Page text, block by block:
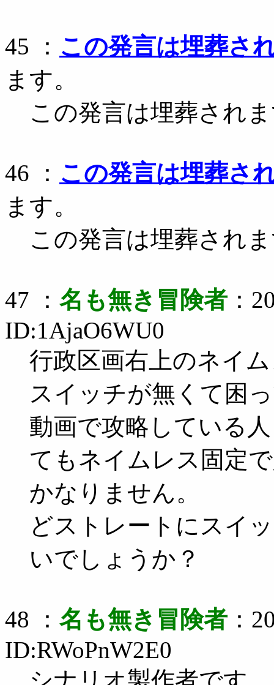
45 ： この発言は埋葬さ
ます。
この発言は埋葬され
46 ： この発言は埋葬さ
ます。
この発言は埋葬され
47 ： 名も無き冒険者 ：
ID:1AjaO6WU0
行政区画右上のネイ
スイッチが無くて困
動画で攻略している
てもネイムレス固定
かなりません。
どストレートにスイ
いでしょうか？
48 ： 名も無き冒険者 ：
ID:RWoPnW2E0